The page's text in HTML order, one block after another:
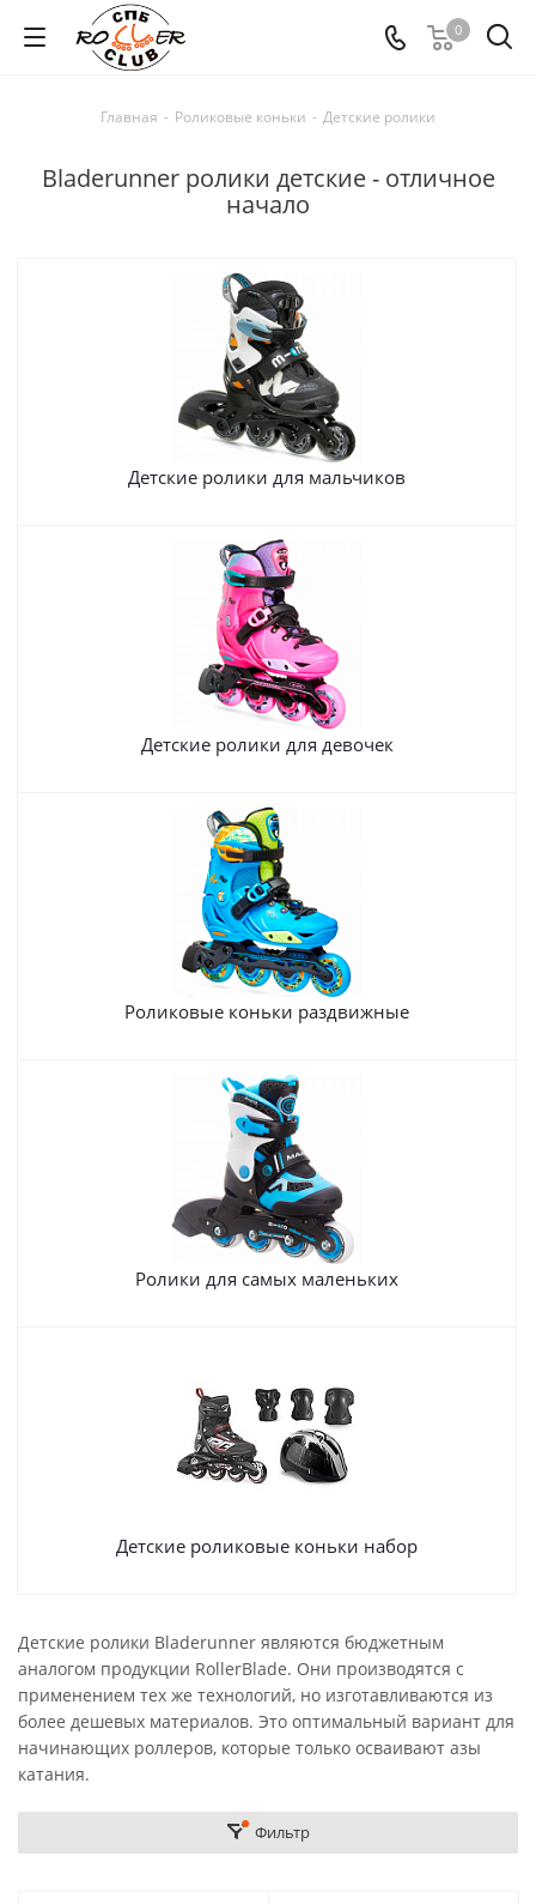
0
Главная - Роликовые коньки - Детские ролики
Bladerunner ролики детские - отличное
начало
Детские ролики для мальчиков
Детские ролики для девочек
Роликовые коньки раздвижные
Ролики для самых маленьких
Детские роликовые коньки набор
Детские ролики Bladerunner являются бюджетным
аналогом продукции RollerBlade. Они производятся с
применением тех же технологий, но изготавливаются из
более дешевых материалов. Это оптимальный вариант для
начинающих роллеров, которые только осваивают азы
катания.
Фильтр